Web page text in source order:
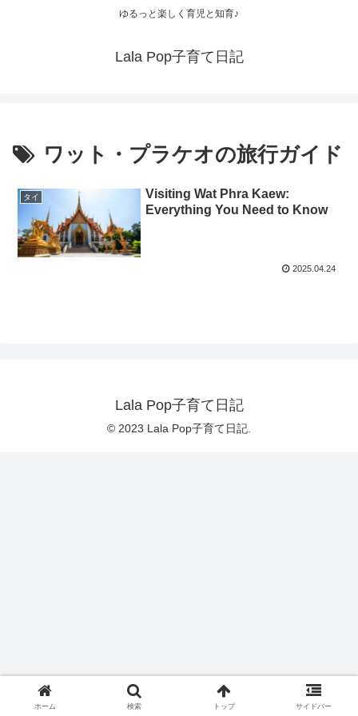
ゆるっと楽しく育児と知育♪
Lala Pop子育て日記
ワット・プラケオの旅行ガイド
タイ
Visiting Wat Phra Kaew:
Everything You Need to Know
2025.04.24
Lala Pop子育て日記
© 2023 Lala Pop子育て日記.
ホーム 検索 トップ サイドバー